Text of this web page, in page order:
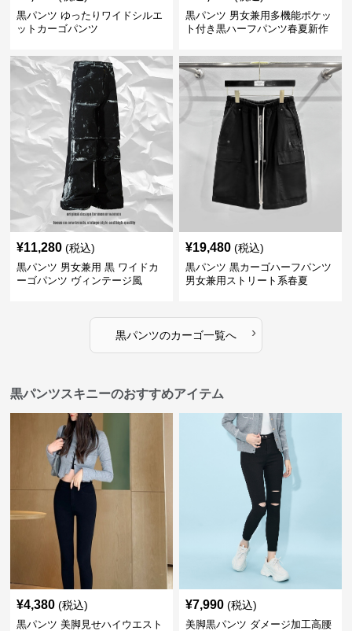
黒パンツ ゆったりワイドシルエ
ットカーゴパンツ
黒パンツ 男女兼用多機能ポケッ
ト付き黒ハーフパンツ春夏新作
¥11,280 (税込)
黒パンツ 男女兼用 黒 ワイドカ
ーゴパンツ ヴィンテージ風
¥19,480 (税込)
黒パンツ 黒カーゴハーフパンツ
男女兼用ストリート系春夏
黒パンツのカーゴ一覧へ ›
黒パンツスキニーのおすすめアイテム
¥4,380 (税込)
黒パンツ 美脚見せハイウエスト
¥7,990 (税込)
美脚黒パンツ ダメージ加工高腰